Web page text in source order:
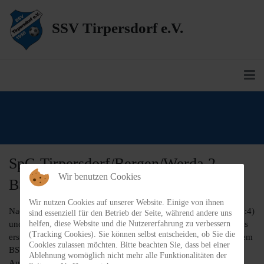
SSV Tirpersdorf e.V.
SpG Tirpersdorf/Bergen/Werda 2 -
BSV 53 Irfersgrün 0:5 (20.08.2023)
Nach den beiden Vorbereitungsspielen gegen den VFC Adorf (3:4)
und 1. FC Wacker Plauen 2 (4:4) stand am gestrigen Sonntag das
erste Pflichtspiel auf dem Programm. Hier empfangen wir mit dem
BSV Irfersgrün, der neben Schöneck sicherlich mit zu den
Wir benutzen Cookies
Wir nutzen Cookies auf unserer Website. Einige von ihnen
sind essenziell für den Betrieb der Seite, während andere uns
helfen, diese Website und die Nutzererfahrung zu verbessern
(Tracking Cookies). Sie können selbst entscheiden, ob Sie die
Cookies zulassen möchten. Bitte beachten Sie, dass bei einer
Ablehnung womöglich nicht mehr alle Funktionalitäten der